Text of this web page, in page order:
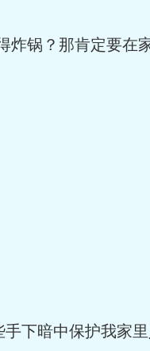
炸锅？那肯定要在
下暗中保护我家